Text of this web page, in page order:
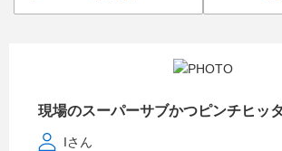
現場のスーパーサブかつピンチヒッ
Iさん